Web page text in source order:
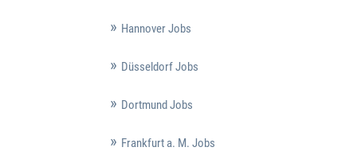
Hannover Jobs
Düsseldorf Jobs
Dortmund Jobs
Frankfurt a. M. Jobs